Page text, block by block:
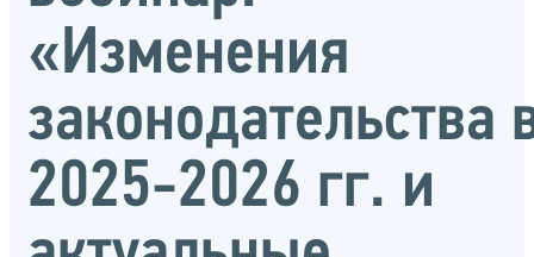
«Изменения
законодательства
2025-2026 гг. и